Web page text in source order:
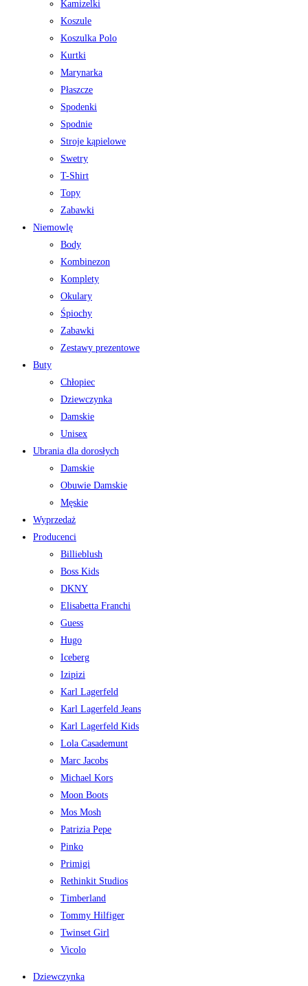
Kamizelki
Koszule
Koszulka Polo
Kurtki
Marynarka
Płaszcze
Spodenki
Spodnie
Stroje kąpielowe
Swetry
T-Shirt
Topy
Zabawki
Niemowlę
Body
Kombinezon
Komplety
Okulary
Śpiochy
Zabawki
Zestawy prezentowe
Buty
Chłopiec
Dziewczynka
Damskie
Unisex
Ubrania dla dorosłych
Damskie
Obuwie Damskie
Męskie
Wyprzedaż
Producenci
Billieblush
Boss Kids
DKNY
Elisabetta Franchi
Guess
Hugo
Iceberg
Izipizi
Karl Lagerfeld
Karl Lagerfeld Jeans
Karl Lagerfeld Kids
Lola Casademunt
Marc Jacobs
Michael Kors
Moon Boots
Mos Mosh
Patrizia Pepe
Pinko
Primigi
Rethinkit Studios
Timberland
Tommy Hilfiger
Twinset Girl
Vicolo
Dziewczynka